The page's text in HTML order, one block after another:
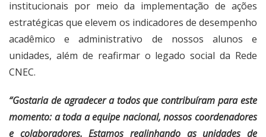
institucionais por meio da implementação de ações
estratégicas que elevem os indicadores de desempenho
acadêmico e administrativo de nossos alunos e
unidades, além de reafirmar o legado social da Rede
CNEC.
“Gostaria de agradecer a todos que contribuíram para este
momento: a toda a equipe nacional, nossos coordenadores
e colaboradores. Estamos realinhando as unidades de